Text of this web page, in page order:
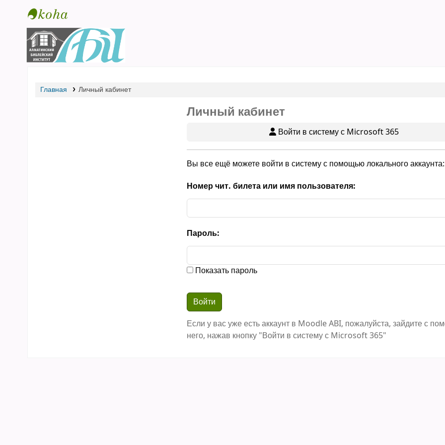
Библиотека АБИ
Главная Личный кабинет
Личный кабинет
Войти в систему с Microsoft 365
Вы все ещё можете войти в систему с помощью локального аккаунта:
Номер чит. билета или имя пользователя:
Пароль:
Показать пароль
Если у вас уже есть аккаунт в Moodle ABI, пожалуйста, зайдите с
него, нажав кнопку "Войти в систему с Microsoft 365"